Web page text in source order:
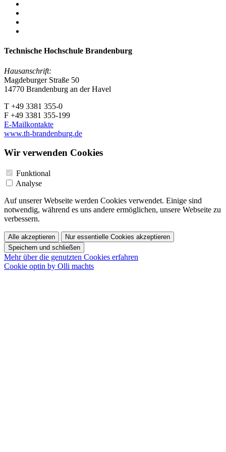
Technische Hochschule Brandenburg
Hausanschrift:
Magdeburger Straße 50
14770 Brandenburg an der Havel
T +49 3381 355-0
F +49 3381 355-199
E-Mailkontakte
www.th-brandenburg.de
Wir verwenden Cookies
Funktional
Analyse
Auf unserer Webseite werden Cookies verwendet. Einige sind
notwendig, während es uns andere ermöglichen, unsere Webseite zu
verbessern.
Alle akzeptieren
Nur essentielle Cookies akzeptieren
Speichern und schließen
Mehr über die genutzten Cookies erfahren
Cookie optin by Olli machts